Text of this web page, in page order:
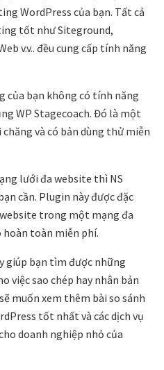
WordPress của bạn. Tất cả
tốt như Siteground,
v.v.. đều cung cấp tính năng
của bạn không có tính năng
WP Stagecoach. Đó là một
và có bản dùng thử miễn
lưới đa website thì NS
cần. Plugin này được đặc
trong một mạng đa
hoàn toàn miễn phí.
giúp bạn tìm được những
việc sao chép hay nhân bản
muốn xem thêm bài so sánh
tốt nhất và các dịch vụ
doanh nghiệp nhỏ của